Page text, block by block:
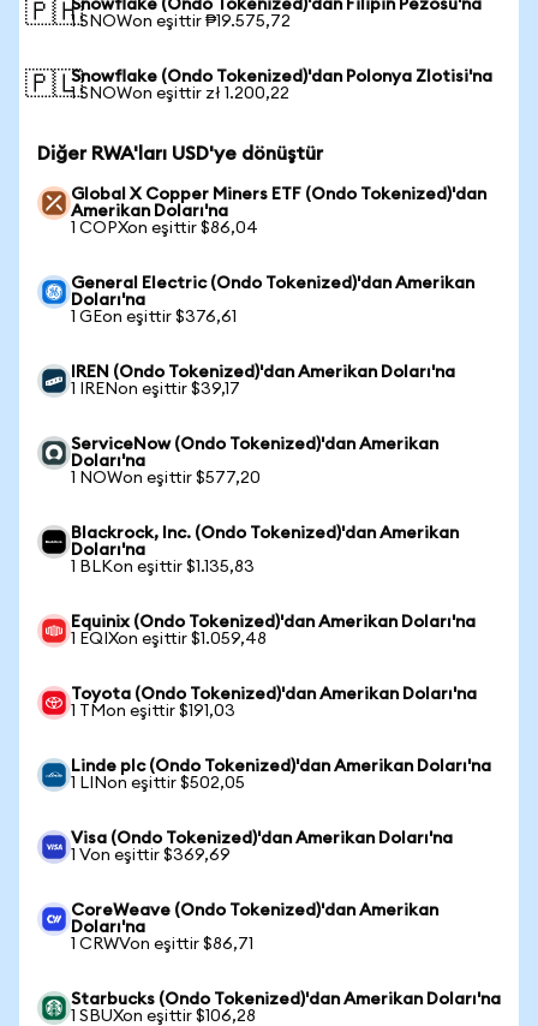
🇵🇭Snowflake (Ondo Tokenized)'dan Filipin Pezosu'na
1 SNOWon eşittir ₱19.575,72
🇵🇱Snowflake (Ondo Tokenized)'dan Polonya Zlotisi'na
1 SNOWon eşittir zł 1.200,22
Diğer RWA'ları USD'ye dönüştür
Global X Copper Miners ETF (Ondo Tokenized)'dan
Amerikan Doları'na
1 COPXon eşittir $86,04
General Electric (Ondo Tokenized)'dan Amerikan
Doları'na
1 GEon eşittir $376,61
IREN (Ondo Tokenized)'dan Amerikan Doları'na
1 IRENon eşittir $39,17
ServiceNow (Ondo Tokenized)'dan Amerikan
Doları'na
1 NOWon eşittir $577,20
Blackrock, Inc. (Ondo Tokenized)'dan Amerikan
Doları'na
1 BLKon eşittir $1.135,83
Equinix (Ondo Tokenized)'dan Amerikan Doları'na
1 EQIXon eşittir $1.059,48
Toyota (Ondo Tokenized)'dan Amerikan Doları'na
1 TMon eşittir $191,03
Linde plc (Ondo Tokenized)'dan Amerikan Doları'na
1 LINon eşittir $502,05
Visa (Ondo Tokenized)'dan Amerikan Doları'na
1 Von eşittir $369,69
CoreWeave (Ondo Tokenized)'dan Amerikan
Doları'na
1 CRWVon eşittir $86,71
Starbucks (Ondo Tokenized)'dan Amerikan Doları'na
1 SBUXon eşittir $106,28